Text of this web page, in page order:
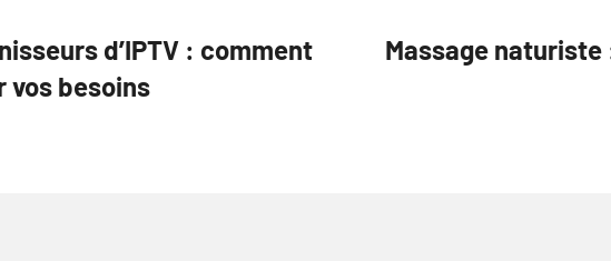
d’IPTV : comment
vos besoins
Massage